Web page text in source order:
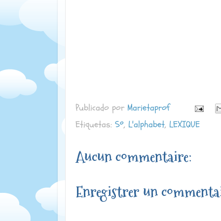
Publicado por Marietaprof
Etiquetas: 5º, L'alphabet, LEXIQUE
Aucun commentaire:
Enregistrer un